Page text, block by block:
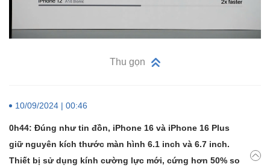
Thu gọn
10/09/2024 | 00:46
0h44: Đúng như tin đồn, iPhone 16 và iPhone 16 Plus
giữ nguyên kích thước màn hình 6.1 inch và 6.7 inch.
Thiết bị sử dụng kính cường lực mới, cứng hơn 50% so